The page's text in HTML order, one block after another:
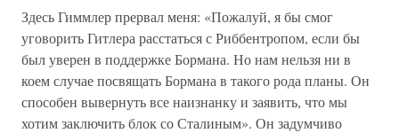
Здесь Гиммлер прервал меня: «Пожалуй, я бы смог
уговорить Гитлера расстаться с Риббентропом, если бы
был уверен в поддержке Бормана. Но нам нельзя ни в
коем случае посвящать Бормана в такого рода планы. Он
способен вывернуть все наизнанку и заявить, что мы
хотим заключить блок со Сталиным». Он задумчиво